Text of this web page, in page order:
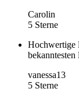
Carolin
5 Sterne
Hochwertige
vanessa13
5 Sterne